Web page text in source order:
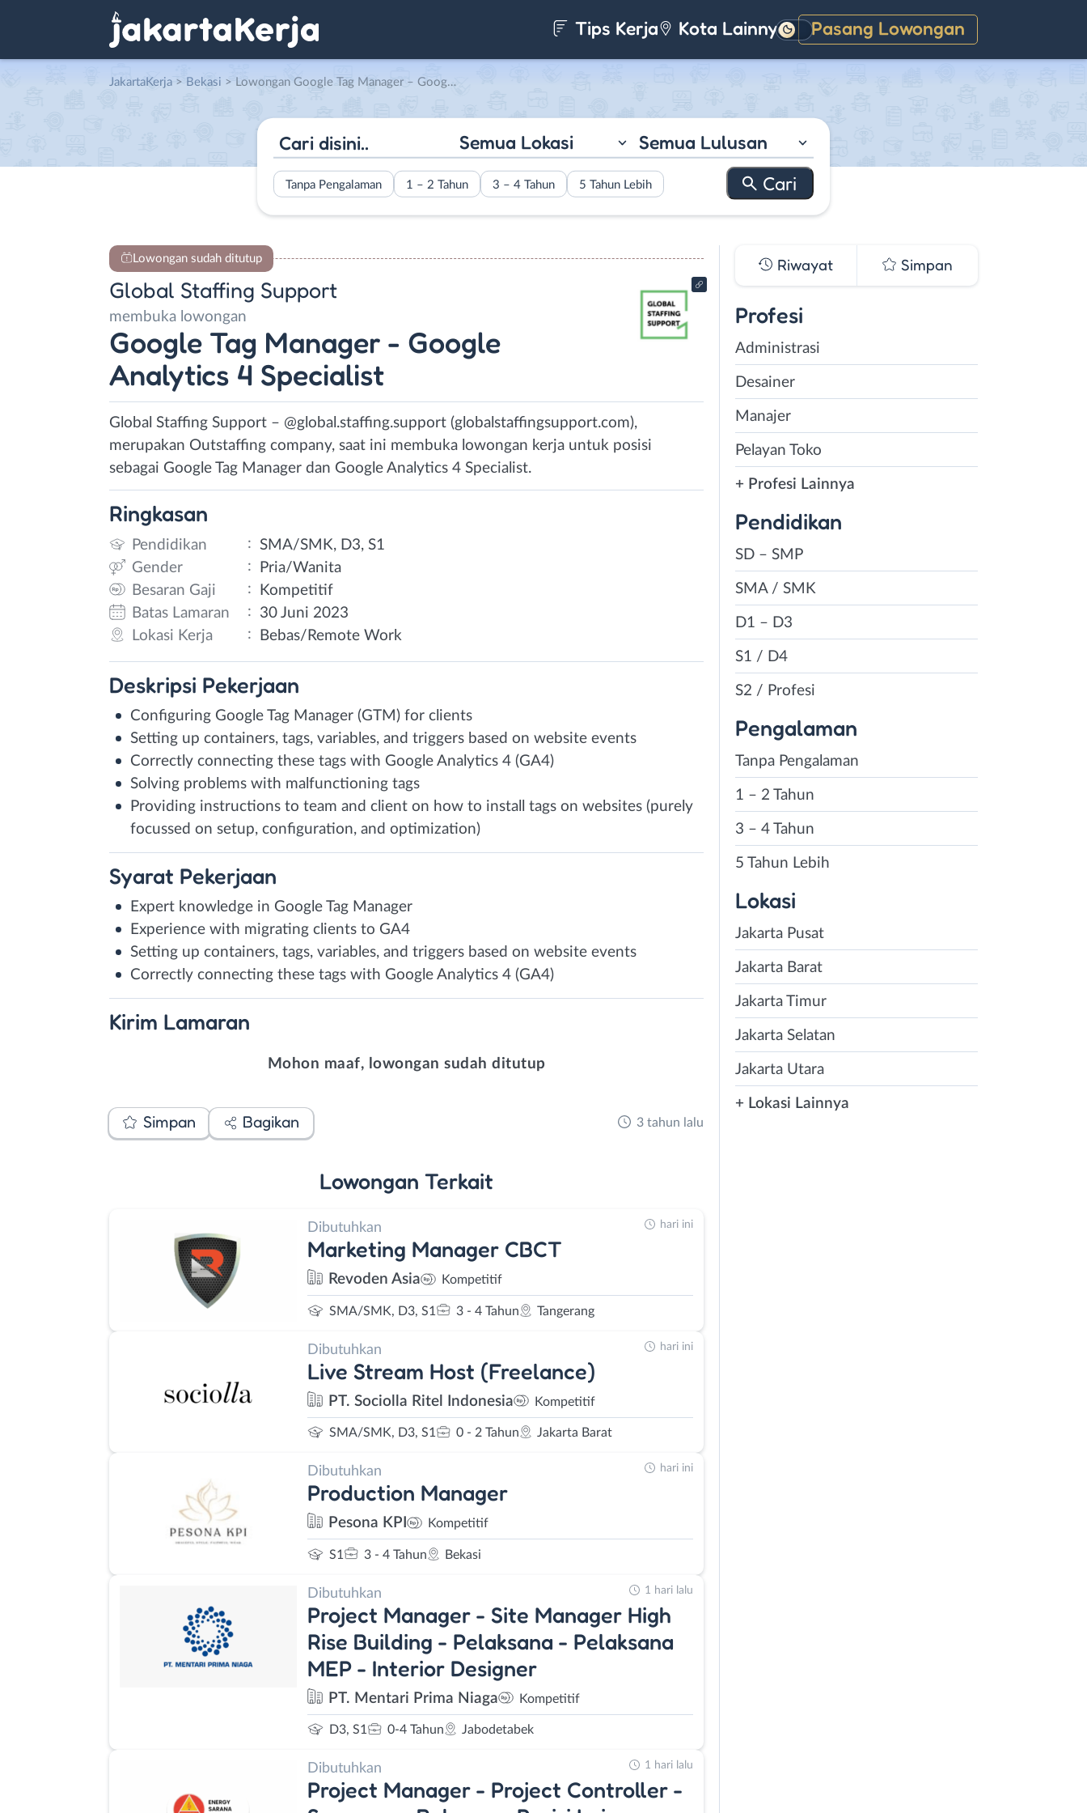
Tips Kerja Kota Lainnya Pasang Lowongan
Gelap
JakartaKerja > Bekasi > Lowongan Google Tag Manager – Google Analytics 4 Specialist di Global Staffing Support
Semua Lokasi Semua Lulusan
Tanpa Pengalaman 1 – 2 Tahun 3 – 4 Tahun 5 Tahun Lebih
Lowongan sudah ditutup
Global Staffing Support
membuka lowongan
Google Tag Manager - Google
Analytics 4 Specialist
Global Staffing Support – @global.staffing.support (globalstaffingsupport.com),
merupakan Outstaffing company, saat ini membuka lowongan kerja untuk posisi
sebagai Google Tag Manager dan Google Analytics 4 Specialist.
Ringkasan
Pendidikan : SMA/SMK, D3, S1
Gender
:
Pria/Wanita
Besaran Gaji
:
Kompetitif
Batas Lamaran
:
30 Juni 2023
Lokasi Kerja
: Bebas/Remote Work
Deskripsi Pekerjaan
Configuring Google Tag Manager (GTM) for clients
Setting up containers, tags, variables, and triggers based on website events
Correctly connecting these tags with Google Analytics 4 (GA4)
Solving problems with malfunctioning tags
Providing instructions to team and client on how to install tags on websites (purely
focussed on setup, configuration, and optimization)
Syarat Pekerjaan
Expert knowledge in Google Tag Manager
Experience with migrating clients to GA4
Setting up containers, tags, variables, and triggers based on website events
Correctly connecting these tags with Google Analytics 4 (GA4)
Kirim Lamaran
Mohon maaf, lowongan sudah ditutup
Simpan Bagikan 3 tahun lalu
Lowongan Terkait
Dibutuhkan
Marketing Manager CBCT
Revoden Asia Kompetitif
SMA/SMK, D3, S1 3 - 4 Tahun Tangerang
hari ini
Dibutuhkan
Live Stream Host (Freelance)
PT. Sociolla Ritel Indonesia Kompetitif
SMA/SMK, D3, S1 0 - 2 Tahun Jakarta Barat
hari ini
Dibutuhkan
Production Manager
Pesona KPI Kompetitif
S1 3 - 4 Tahun Bekasi
hari ini
Dibutuhkan
Project Manager - Site Manager High
Rise Building - Pelaksana - Pelaksana
MEP - Interior Designer
PT. Mentari Prima Niaga Kompetitif
D3, S1 0-4 Tahun Jabodetabek
1 hari lalu
Dibutuhkan
Project Manager - Project Controller -
1 hari lalu
Riwayat Simpan
Profesi
Administrasi
Desainer
Manajer
Pelayan Toko
+ Profesi Lainnya
Pendidikan
SD – SMP
SMA / SMK
D1 – D3
S1 / D4
S2 / Profesi
Pengalaman
Tanpa Pengalaman
1 – 2 Tahun
3 – 4 Tahun
5 Tahun Lebih
Lokasi
Jakarta Pusat
Jakarta Barat
Jakarta Timur
Jakarta Selatan
Jakarta Utara
+ Lokasi Lainnya